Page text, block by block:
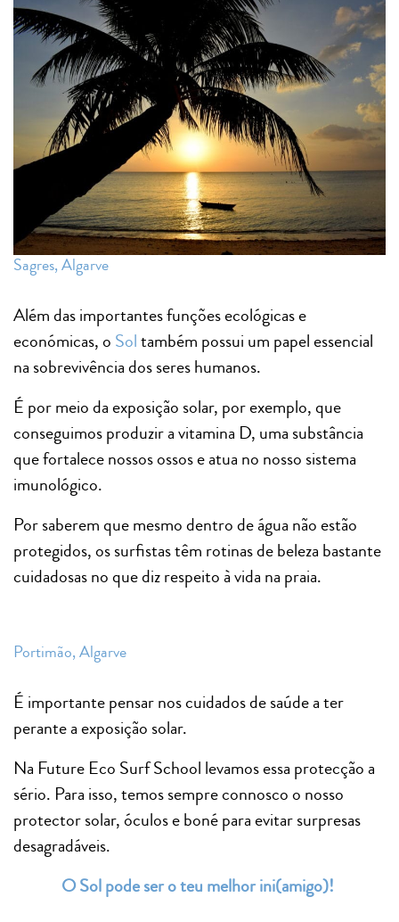
Sagres, Algarve
Além das importantes funções ecológicas e
económicas, o Soltambém possui um papel essencial
na sobrevivência dos seres humanos.
É por meio da exposição solar, por exemplo, que
conseguimos produzir a vitamina D, uma substância
que fortalece nossos ossos e atua no nosso sistema
imunológico.
Por saberem que mesmo dentro de água não estão
protegidos, os surfistas têm rotinas de beleza bastante
cuidadosas no que diz respeito à vida na praia.
Portimão, Algarve
É importante pensar nos cuidados de saúde a ter
perante a exposição solar.
Na Future Eco Surf School levamos essa protecção a
sério. Para isso, temos sempre connosco o nosso
protector solar, óculos e boné para evitar surpresas
desagradáveis.
O Sol pode ser o teu melhor ini(amigo)!